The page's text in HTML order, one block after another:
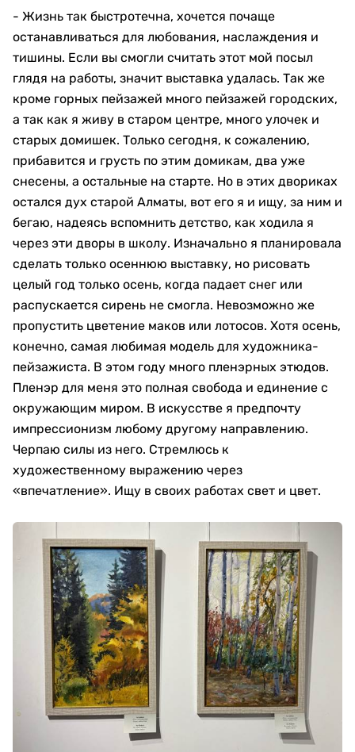
- Жизнь так быстротечна, хочется почаще
останавливаться для любования, наслаждения и
тишины. Если вы смогли считать этот мой посыл
глядя на работы, значит выставка удалась. Так же
кроме горных пейзажей много пейзажей городских,
а так как я живу в старом центре, много улочек и
старых домишек. Только сегодня, к сожалению,
прибавится и грусть по этим домикам, два уже
снесены, а остальные на старте. Но в этих двориках
остался дух старой Алматы, вот его я и ищу, за ним и
бегаю, надеясь вспомнить детство, как ходила я
через эти дворы в школу. Изначально я планировала
сделать только осеннюю выставку, но рисовать
целый год только осень, когда падает снег или
распускается сирень не смогла. Невозможно же
пропустить цветение маков или лотосов. Хотя осень,
конечно, самая любимая модель для художника-
пейзажиста. В этом году много пленэрных этюдов.
Пленэр для меня это полная свобода и единение с
окружающим миром. В искусстве я предпочту
импрессионизм любому другому направлению.
Черпаю силы из него. Стремлюсь к
художественному выражению через
«впечатление». Ищу в своих работах свет и цвет.